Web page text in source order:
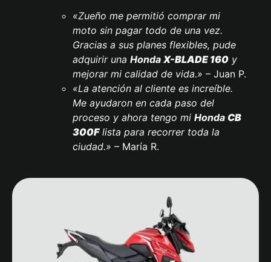
«Zueño me permitió comprar mi
moto sin pagar todo de una vez.
Gracias a sus planes flexibles, pude
adquirir una Honda X-BLADE 160 y
mejorar mi calidad de vida.» – Juan P.
«La atención al cliente es increíble.
Me ayudaron en cada paso del
proceso y ahora tengo mi Honda CB
300Flista para recorrer toda la
ciudad.» – María R.